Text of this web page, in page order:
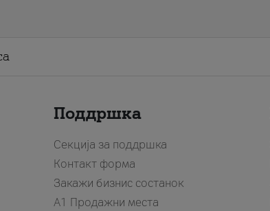
Поддршка
Секција за поддршка
Контакт форма
Закажи бизнис состанок
A1 Продажни места